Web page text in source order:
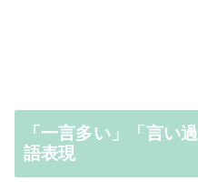
「一言多い」「言い
語表現